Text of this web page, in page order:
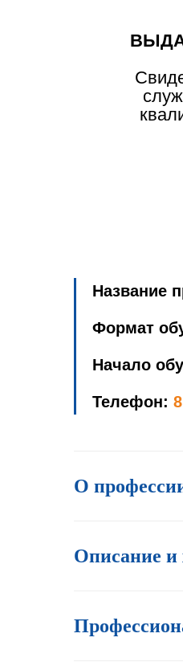
Название
Формат
Начало
Телефон:
О
Описание и